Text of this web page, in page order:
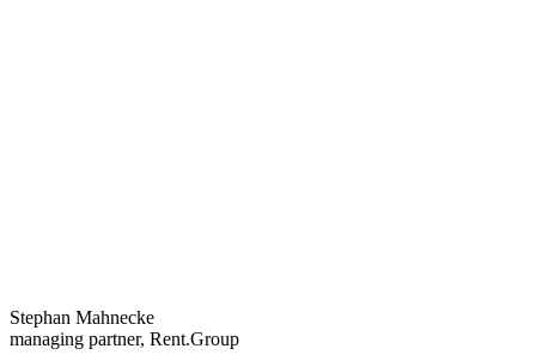
Stephan Mahnecke
managing partner, Rent.Group